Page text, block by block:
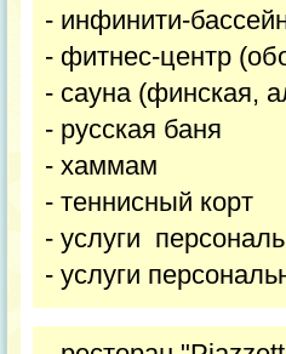
- инфинити-
- фитнес-центр
- сауна (финская,
- русская баня
- хаммам
- теннисный корт
- услуги
- услуги